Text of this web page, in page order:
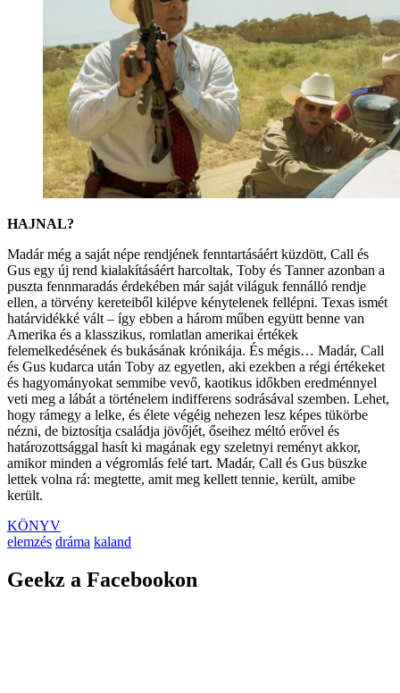
HAJNAL?
Madár még a saját népe rendjének fenntartásáért küzdött, Call és
Gus egy új rend kialakításáért harcoltak, Toby és Tanner azonban a
puszta fennmaradás érdekében már saját világuk fennálló rendje
ellen, a törvény kereteiből kilépve kénytelenek fellépni. Texas ismét
határvidékké vált – így ebben a három műben együtt benne van
Amerika és a klasszikus, romlatlan amerikai értékek
felemelkedésének és bukásának krónikája. És mégis… Madár, Call
és Gus kudarca után Toby az egyetlen, aki ezekben a régi értékeket
és hagyományokat semmibe vevő, kaotikus időkben eredménnyel
veti meg a lábát a történelem indifferens sodrásával szemben. Lehet,
hogy rámegy a lelke, és élete végéig nehezen lesz képes tükörbe
nézni, de biztosítja családja jövőjét, őseihez méltó erővel és
határozottsággal hasít ki magának egy szeletnyi reményt akkor,
amikor minden a végromlás felé tart. Madár, Call és Gus büszke
lettek volna rá: megtette, amit meg kellett tennie, került, amibe
került.
KÖNYV
elemzés dráma kaland
Geekz a Facebookon